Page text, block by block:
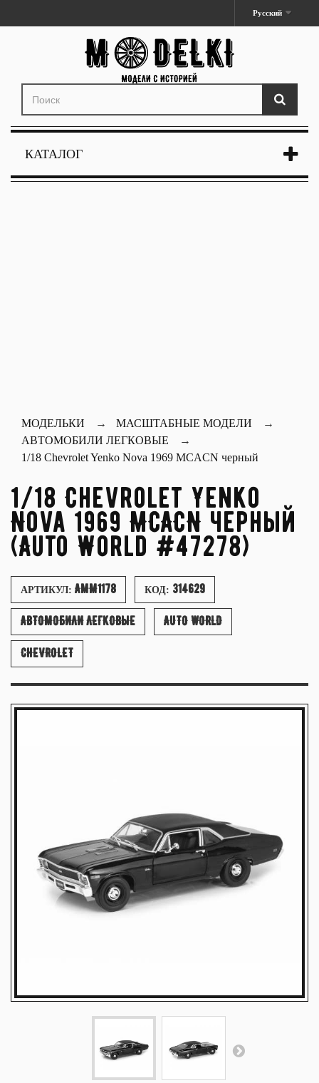
Русский
КАТАЛОГ
МОДЕЛЬКИ
МАСШТАБНЫЕ МОДЕЛИ
АВТОМОБИЛИ ЛЕГКОВЫЕ
1/18 Chevrolet Yenko Nova 1969 MCACN черный
1/18 Chevrolet Yenko
Nova 1969 MCACN черный
(Auto World #47278)
АРТИКУЛ: AMM1178 КОД: 314629
АВТОМОБИЛИ ЛЕГКОВЫЕ AUTO WORLD
CHEVROLET